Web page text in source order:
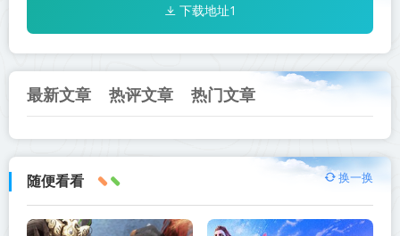
下载地址1
最新文章 热评文章 热门文章
随便看看 换一换